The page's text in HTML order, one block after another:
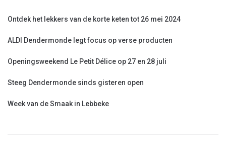
Ontdek het lekkers van de korte keten tot 26 mei 2024
ALDI Dendermonde legt focus op verse producten
Openingsweekend Le Petit Délice op 27 en 28 juli
Steeg Dendermonde sinds gisteren open
Week van de Smaak in Lebbeke